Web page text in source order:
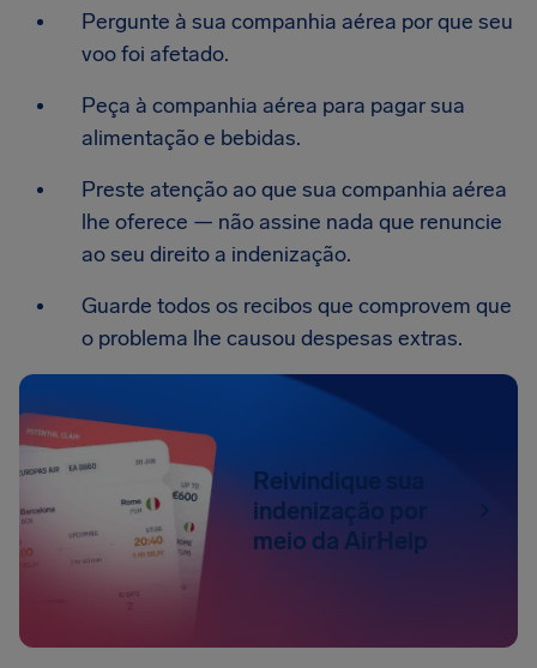
Pergunte à sua companhia aérea por que seu
voo foi afetado.
Peça à companhia aérea para pagar sua
alimentação e bebidas.
Preste atenção ao que sua companhia aérea
lhe oferece — não assine nada que renuncie
ao seu direito a indenização.
Guarde todos os recibos que comprovem que
o problema lhe causou despesas extras.
Reivindique sua
indenização por
meio da AirHelp